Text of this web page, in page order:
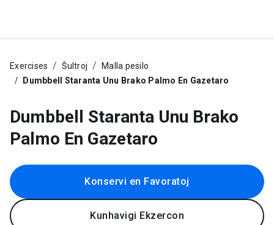
Exercises Ŝultroj
Malla pesilo
Dumbbell Staranta Unu Brako Palmo En Gazetaro
Dumbbell Staranta Unu Brako
Palmo En Gazetaro
Konservi en Favoratoj
Kunhavigi Ekzercon